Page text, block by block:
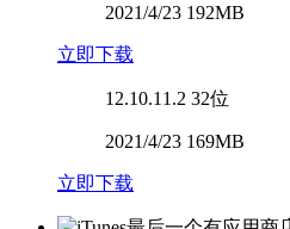
2021/4/23 192MB
立即下载
12.10.11.2 32位
2021/4/23 169MB
立即下载